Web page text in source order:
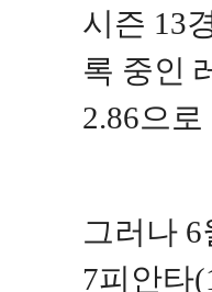
시즌 13
록 중인
2.86으
그러나 6
7피안타